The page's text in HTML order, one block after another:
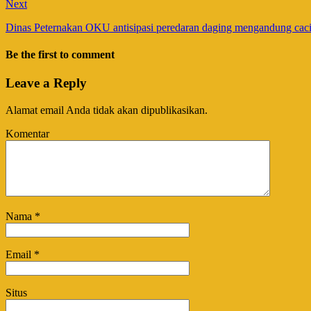
Next
Dinas Peternakan OKU antisipasi peredaran daging mengandung
Be the first to comment
Leave a Reply
Alamat email Anda tidak akan dipublikasikan.
Komentar
Nama *
Email *
Situs